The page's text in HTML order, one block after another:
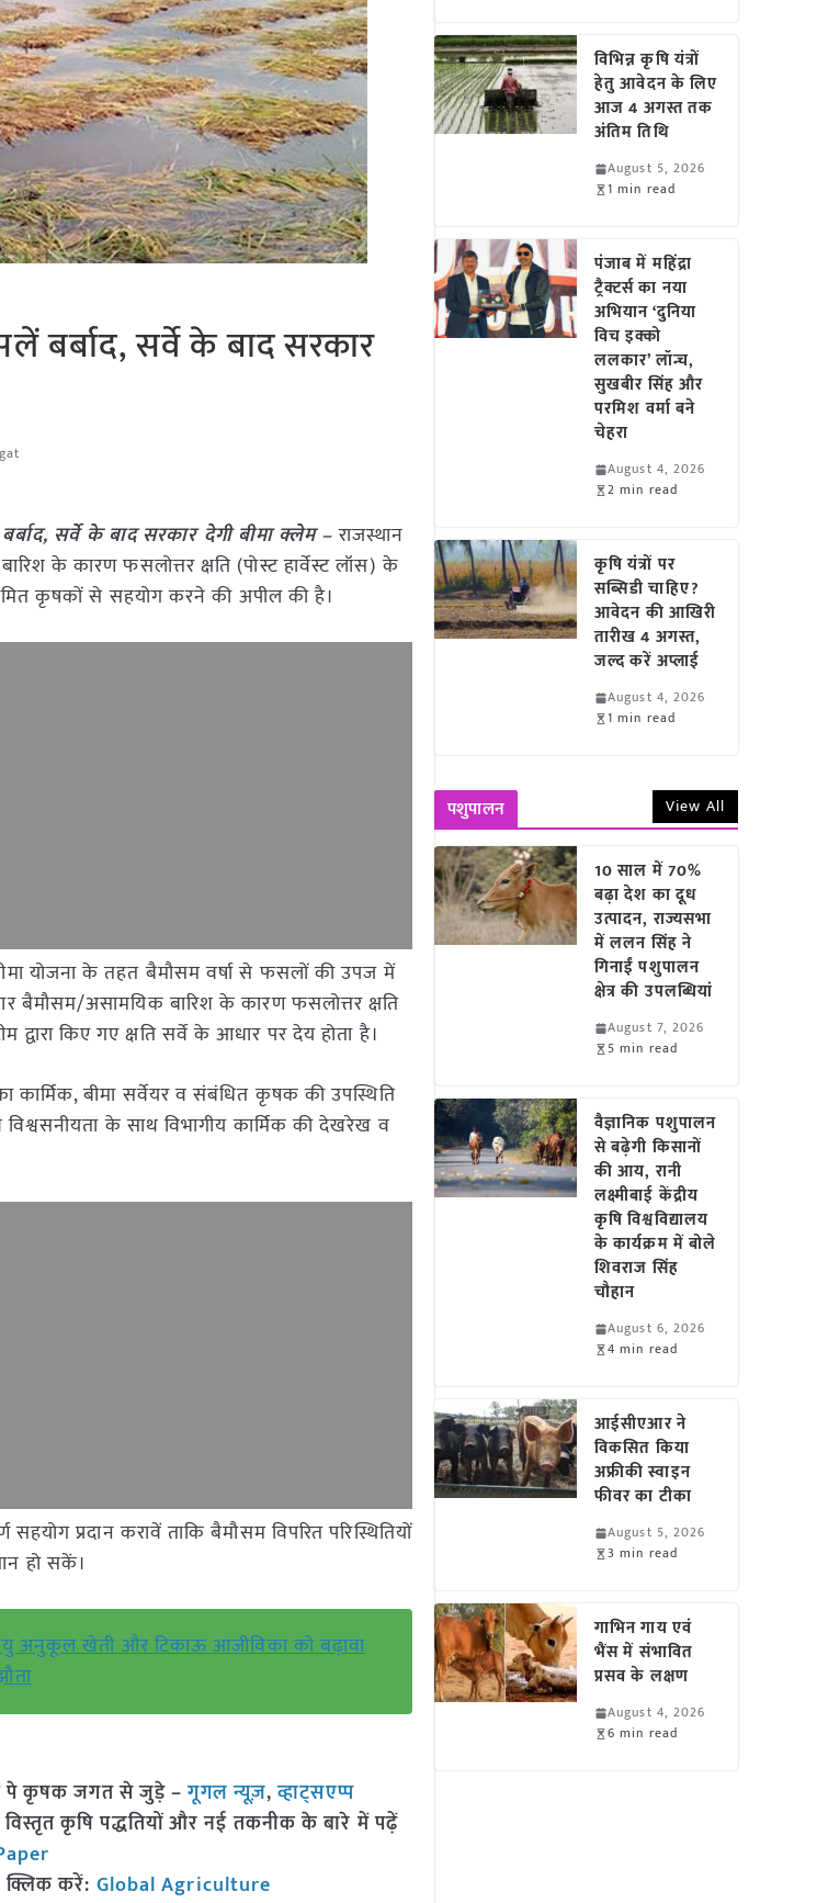
बर्बाद, सर्वे के बाद सरकार
सर्वे के बाद सरकार देगी बीमा क्लेम –राजस्थान
के कारण फसलोत्तर क्षति (पोस्ट हार्वेस्ट लॉस) के
कृषकों से सहयोग करने की अपील की है।
योजना के तहत बैमौसम वर्षा से फसलों की उपज में
बैमौसम/असामयिक बारिश के कारण फसलोत्तर क्षति
द्वारा किए गए क्षति सर्वे के आधार पर देय होता है।
कार्मिक, बीमा सर्वेयर व संबंधित कृषक की उपस्थिति
व विश्वसनीयता के साथ विभागीय कार्मिक की देखरेख व
प्रदान करावें ताकि बैमौसम विपरित परिस्थितियों
हो सकें।
अनुकूल खेती और टिकाऊ आजीविका को बढ़ावा
पे कृषक जगत से जुड़े –गूगल न्यूज़,व्हाट्सएप्प
कृषि पद्धतियों और नई तकनीक के बारे में पढ़ें
क्लिक करें: Global Agriculture
विभिन्न कृषि यंत्रों
हेतु आवेदन के लिए
आज 4 अगस्त तक
अंतिम तिथि
August 5, 2026
1 min read
पंजाब में महिंद्रा
ट्रैक्टर्स का नया
अभियान ‘दुनिया
विच इक्को
ललकार’ लॉन्च,
सुखबीर सिंह और
परमिश वर्मा बने
चेहरा
August 4, 2026
2 min read
कृषि यंत्रों पर
सब्सिडी चाहिए?
आवेदन की आखिरी
तारीख 4 अगस्त,
जल्द करें अप्लाई
August 4, 2026
1 min read
पशुपालन View All
10 साल में 70%
बढ़ा देश का दूध
उत्पादन, राज्यसभा
में ललन सिंह ने
गिनाईं पशुपालन
क्षेत्र की उपलब्धियां
August 7, 2026
5 min read
वैज्ञानिक पशुपालन
से बढ़ेगी किसानों
की आय, रानी
लक्ष्मीबाई केंद्रीय
कृषि विश्वविद्यालय
के कार्यक्रम में बोले
शिवराज सिंह
चौहान
August 6, 2026
4 min read
आईसीएआर ने
विकसित किया
अफ्रीकी स्वाइन
फीवर का टीका
August 5, 2026
3 min read
गाभिन गाय एवं
भैंस में संभावित
प्रसव के लक्षण
August 4, 2026
6 min read